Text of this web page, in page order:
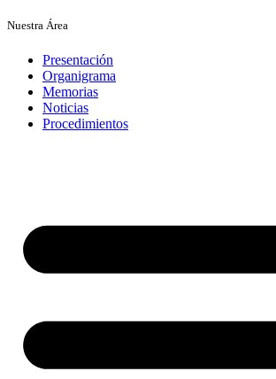
Nuestra Área
Presentación
Organigrama
Memorias
Noticias
Procedimientos